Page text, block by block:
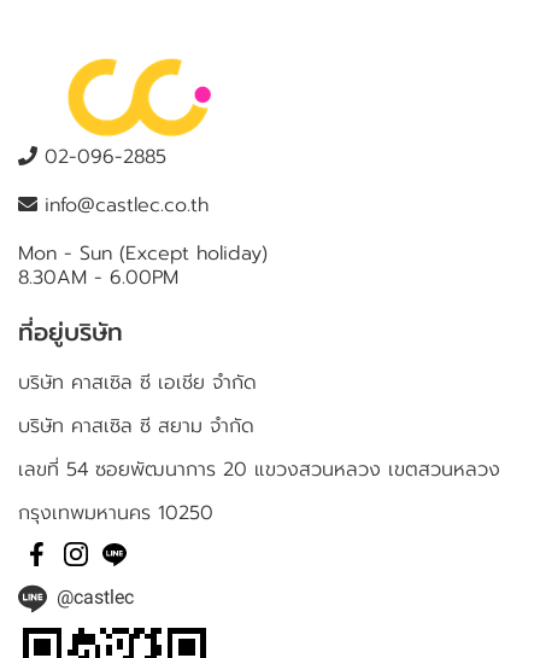
02-096-2885
info@castlec.co.th
Mon - Sun (Except holiday)
8.30AM - 6.00PM
ที่อยู่บริษัท
บริษัท คาสเซิล ซี เอเชีย จำกัด
บริษัท คาสเซิล ซี สยาม จำกัด
เลขที่ 54 ซอยพัฒนาการ 20 แขวงสวนหลวง เขตสวนหลวง
กรุงเทพมหานคร 10250
@castlec